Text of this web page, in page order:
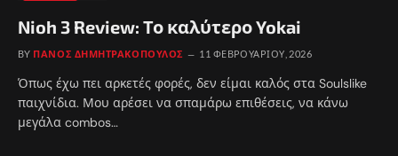
Nioh 3 Review: Το καλύτερο Yokai
BY ΠΆΝΟΣ ΔΗΜΗΤΡΑΚΌΠΟΥΛΟΣ 11 ΦΕΒΡΟΥΑΡΊΟΥ, 2026
Όπως έχω πει αρκετές φορές, δεν είμαι καλός στα Soulslike
παιχνίδια. Μου αρέσει να σπαμάρω επιθέσεις, να κάνω
μεγάλα combos…